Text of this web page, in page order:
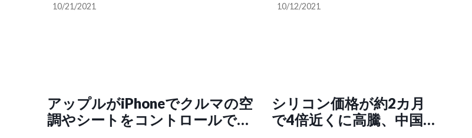
でタッチ決済OK
10/21/2021
リティを修正
10/12/2021
アップルがiPhoneでクルマの空
調やシートをコントロールでき
シリコン価格が約2カ月
で4倍近くに高騰、中国